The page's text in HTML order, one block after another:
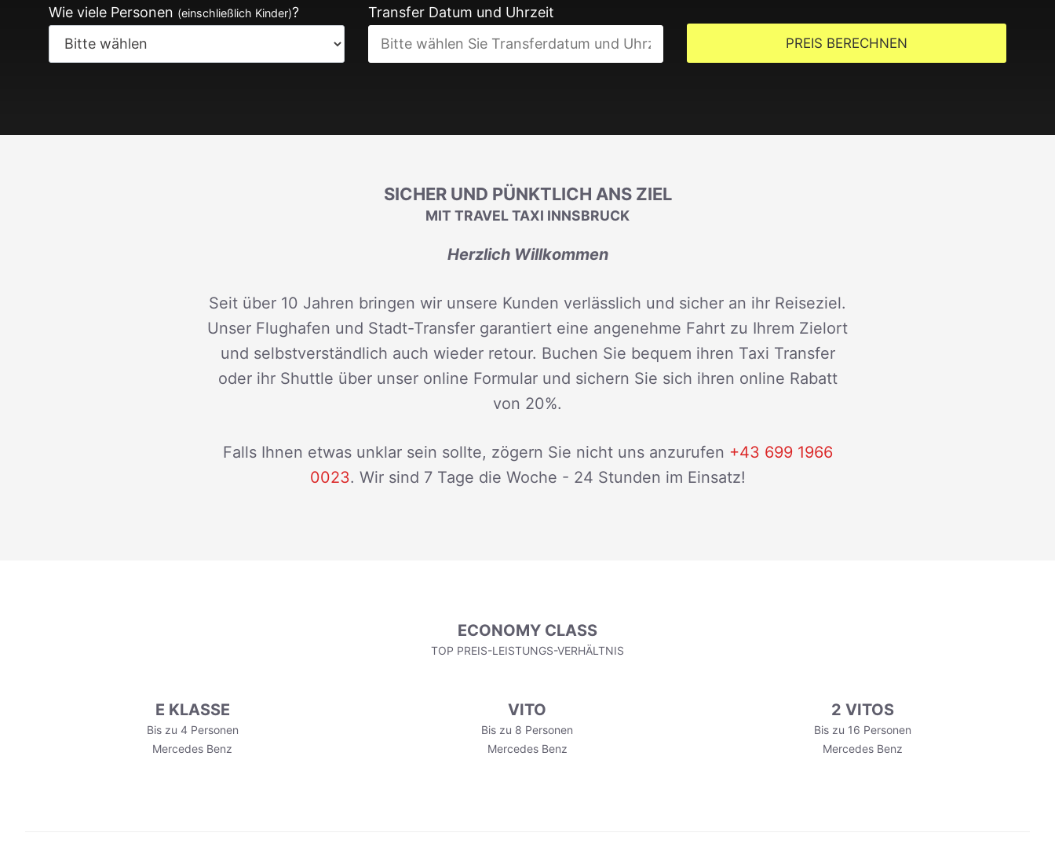
Wie viele Personen (einschließlich Kinder)? Transfer Datum und Uhrzeit
PREIS BERECHNEN
SICHER UND PÜNKTLICH ANS ZIEL
MIT TRAVEL TAXI INNSBRUCK
Herzlich Willkommen
Seit über 10 Jahren bringen wir unsere Kunden verlässlich und sicher an ihr Reiseziel.
Unser Flughafen und Stadt-Transfer garantiert eine angenehme Fahrt zu Ihrem Zielort
und selbstverständlich auch wieder retour. Buchen Sie bequem ihren Taxi Transfer
oder ihr Shuttle über unser online Formular und sichern Sie sich ihren online Rabatt
von 20%.
Falls Ihnen etwas unklar sein sollte, zögern Sie nicht uns anzurufen +43 699 1966
0023. Wir sind 7 Tage die Woche - 24 Stunden im Einsatz!
ECONOMY CLASS
TOP PREIS-LEISTUNGS-VERHÄLTNIS
E KLASSE
Bis zu 4 Personen
Mercedes Benz
VITO
Bis zu 8 Personen
Mercedes Benz
2 VITOS
Bis zu 16 Personen
Mercedes Benz